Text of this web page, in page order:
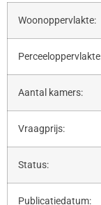
Woonoppervlakte:
Aantal kamers:
Vraagprijs:
Status:
Publicatiedatum: